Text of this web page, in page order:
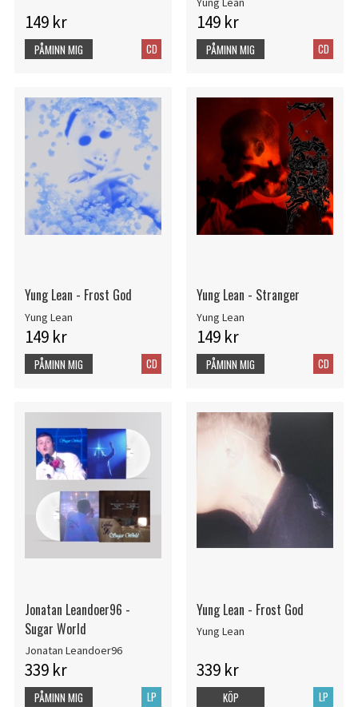
149 kr
CD
PÅMINN MIG
149 kr
CD
PÅMINN MIG
Yung Lean - Frost God
Yung Lean
149 kr
CD
PÅMINN MIG
Yung Lean - Stranger
Yung Lean
149 kr
CD
PÅMINN MIG
Jonatan Leandoer96 -
Sugar World
Jonatan Leandoer96
339 kr
LP
PÅMINN MIG
Yung Lean - Frost God
Yung Lean
339 kr
LP
KÖP